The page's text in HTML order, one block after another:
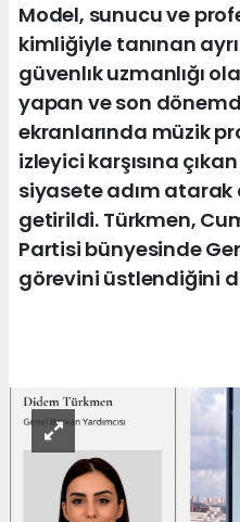
Model, sunucu ve
kimliğiyle tanınan
güvenlık uzmanlığı
yapan ve son
ekranlarında müzik
izleyici karşısına
siyasete adım
getirildi. Türkmen,
Partisi bünyesinde
görevini üstlendiğini